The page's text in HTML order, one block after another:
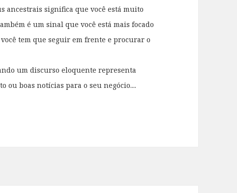
ancestrais significa que você está muito
é um sinal que você está mais focado
tem que seguir em frente e procurar o
um discurso eloquente representa
ou boas notícias para o seu negócio....